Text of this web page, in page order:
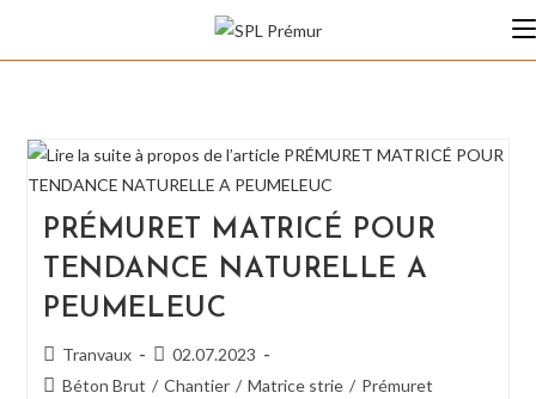
PRÉMURET MATRICÉ POUR
TENDANCE NATURELLE A
PEUMELEUC
Auteur/autrice
de
Tranvaux
Publication
publiée :
02.07.2023
PostBéton Brut / Chantier / Matrice strie / Prémuret